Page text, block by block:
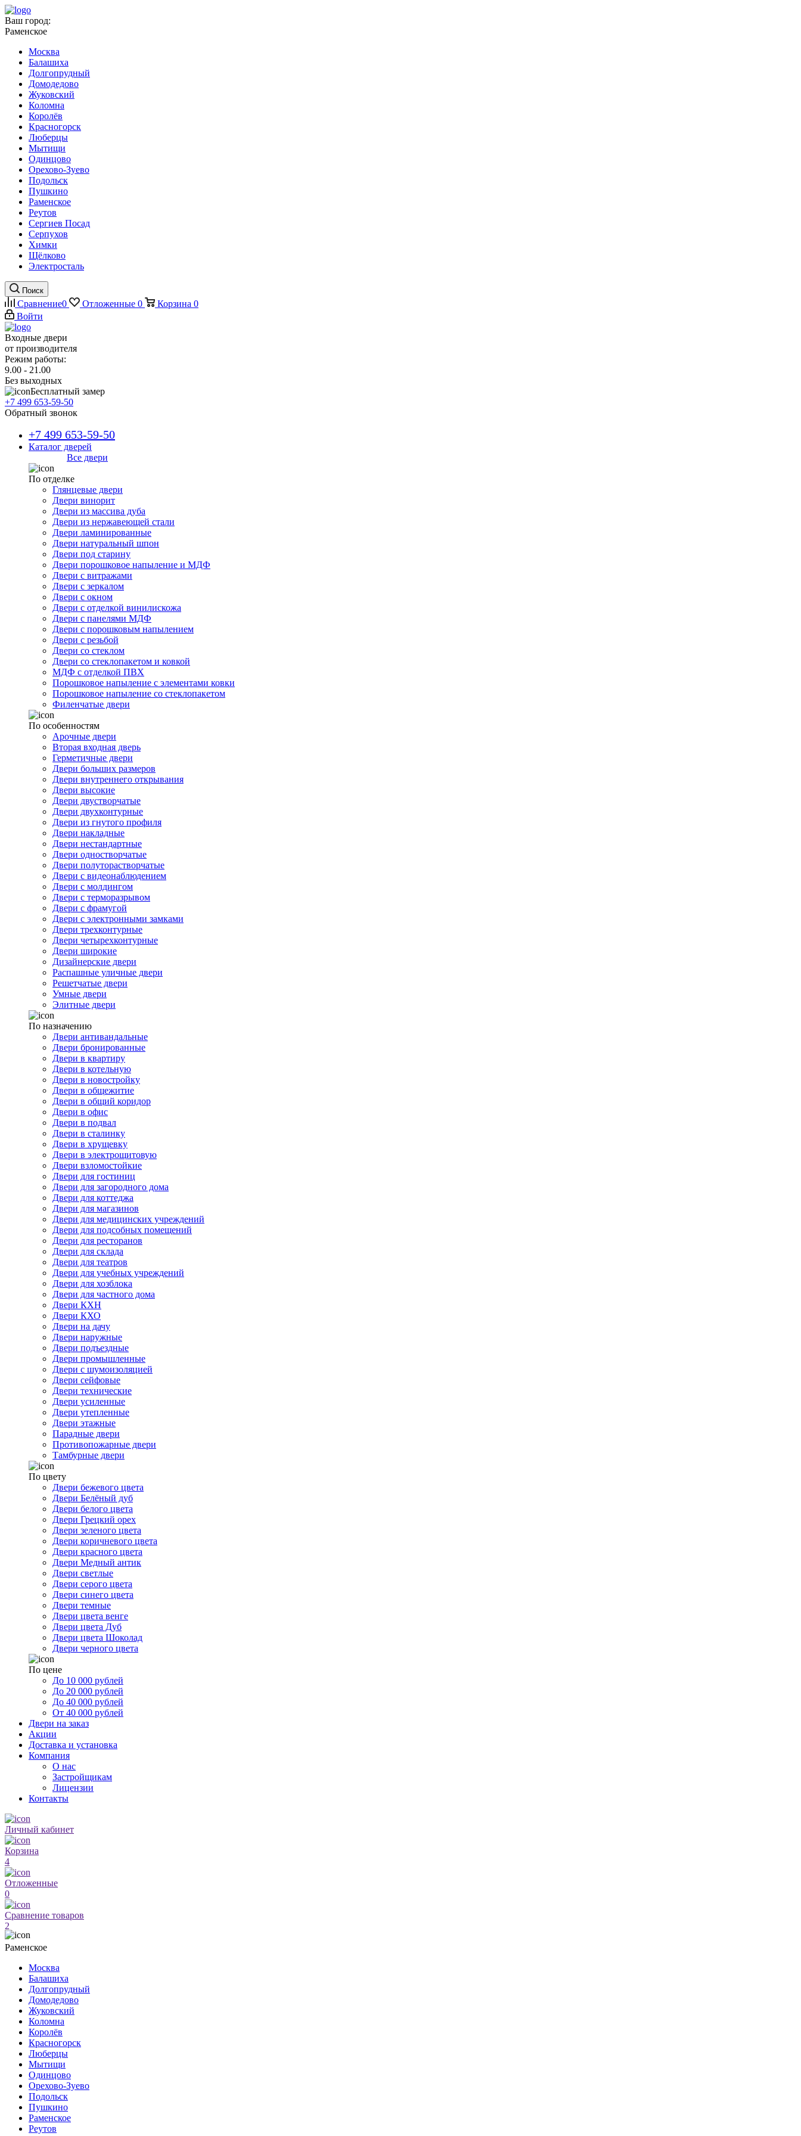
Ваш город:
Раменское
Москва
Балашиха
Долгопрудный
Домодедово
Жуковский
Коломна
Королёв
Красногорск
Люберцы
Мытищи
Одинцово
Орехово-Зуево
Подольск
Пушкино
Раменское
Реутов
Сергиев Посад
Серпухов
Химки
Щёлково
Электросталь
Поиск
Сравнение0 Отложенные 0 Корзина 0
Войти
Входные двери
от производителя
Режим работы:
9.00 - 21.00
Без выходных
Бесплатный замер
+7 499 653-59-50
Обратный звонок
+7 499 653-59-50
Каталог дверей
Все двери
По отделке
Глянцевые двери
Двери винорит
Двери из массива дуба
Двери из нержавеющей стали
Двери ламинированные
Двери натуральный шпон
Двери под старину
Двери порошковое напыление и МДФ
Двери с витражами
Двери с зеркалом
Двери с окном
Двери с отделкой винилискожа
Двери с панелями МДФ
Двери с порошковым напылением
Двери с резьбой
Двери со стеклом
Двери со стеклопакетом и ковкой
МДФ с отделкой ПВХ
Порошковое напыление с элементами ковки
Порошковое напыление со стеклопакетом
Филенчатые двери
По особенностям
Арочные двери
Вторая входная дверь
Герметичные двери
Двери больших размеров
Двери внутреннего открывания
Двери высокие
Двери двустворчатые
Двери двухконтурные
Двери из гнутого профиля
Двери накладные
Двери нестандартные
Двери одностворчатые
Двери полуторастворчатые
Двери с видеонаблюдением
Двери с молдингом
Двери с терморазрывом
Двери с фрамугой
Двери с электронными замками
Двери трехконтурные
Двери четырехконтурные
Двери широкие
Дизайнерские двери
Распашные уличные двери
Решетчатые двери
Умные двери
Элитные двери
По назначению
Двери антивандальные
Двери бронированные
Двери в квартиру
Двери в котельную
Двери в новостройку
Двери в общежитие
Двери в общий коридор
Двери в офис
Двери в подвал
Двери в сталинку
Двери в хрущевку
Двери в электрощитовую
Двери взломостойкие
Двери для гостиниц
Двери для загородного дома
Двери для коттеджа
Двери для магазинов
Двери для медицинских учреждений
Двери для подсобных помещений
Двери для ресторанов
Двери для склада
Двери для театров
Двери для учебных учреждений
Двери для хозблока
Двери для частного дома
Двери КХН
Двери КХО
Двери на дачу
Двери наружные
Двери подъездные
Двери промышленные
Двери с шумоизоляцией
Двери сейфовые
Двери технические
Двери усиленные
Двери утепленные
Двери этажные
Парадные двери
Противопожарные двери
Тамбурные двери
По цвету
Двери бежевого цвета
Двери Белёный дуб
Двери белого цвета
Двери Грецкий орех
Двери зеленого цвета
Двери коричневого цвета
Двери красного цвета
Двери Медный антик
Двери светлые
Двери серого цвета
Двери синего цвета
Двери темные
Двери цвета венге
Двери цвета Дуб
Двери цвета Шоколад
Двери черного цвета
По цене
До 10 000 рублей
До 20 000 рублей
До 40 000 рублей
От 40 000 рублей
Двери на заказ
Акции
Доставка и установка
Компания
О нас
Застройщикам
Лицензии
Контакты
Личный кабинет
Корзина
4
Отложенные
0
Сравнение товаров
2
Раменское
Москва
Балашиха
Долгопрудный
Домодедово
Жуковский
Коломна
Королёв
Красногорск
Люберцы
Мытищи
Одинцово
Орехово-Зуево
Подольск
Пушкино
Раменское
Реутов